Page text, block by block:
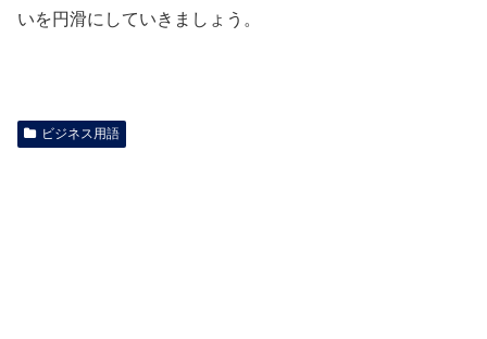
いを円滑にしていきましょう。
ビジネス用語